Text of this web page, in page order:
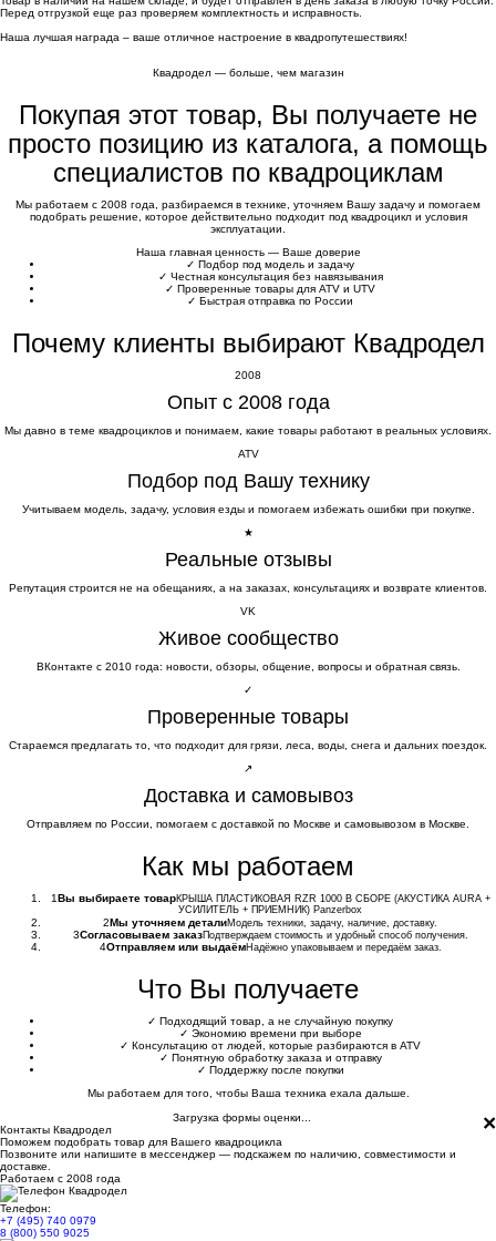
Перед отгрузкой еще раз проверяем комплектность и исправность.
Наша лучшая награда – ваше отличное настроение в квадропутешествиях!
Квадродел — больше, чем магазин
Покупая этот товар, Вы получаете не
просто позицию из каталога, а помощь
специалистов по квадроциклам
Мы работаем с 2008 года, разбираемся в технике, уточняем Вашу задачу и помогаем
подобрать решение, которое действительно подходит под квадроцикл и условия
эксплуатации.
Наша главная ценность — Ваше доверие
✓ Подбор под модель и задачу
✓ Честная консультация без навязывания
✓ Проверенные товары для ATV и UTV
✓ Быстрая отправка по России
Почему клиенты выбирают Квадродел
2008
Опыт с 2008 года
Мы давно в теме квадроциклов и понимаем, какие товары работают в реальных условиях.
ATV
Подбор под Вашу технику
Учитываем модель, задачу, условия езды и помогаем избежать ошибки при покупке.
★
Реальные отзывы
Репутация строится не на обещаниях, а на заказах, консультациях и возврате клиентов.
VK
Живое сообщество
ВКонтакте с 2010 года: новости, обзоры, общение, вопросы и обратная связь.
✓
Проверенные товары
Стараемся предлагать то, что подходит для грязи, леса, воды, снега и дальних поездок.
↗
Доставка и самовывоз
Отправляем по России, помогаем с доставкой по Москве и самовывозом в Москве.
Как мы работаем
1 Вы выбираете товарКРЫША ПЛАСТИКОВАЯ RZR 1000 В СБОРЕ (АКУСТИКА AURA +
УСИЛИТЕЛЬ + ПРИЕМНИК) Panzerbox
2 Мы уточняем деталиМодель техники, задачу, наличие, доставку.
3Согласовываем заказПодтверждаем стоимость и удобный способ получения.
4Отправляем или выдаёмНадёжно упаковываем и передаём заказ.
Что Вы получаете
✓ Подходящий товар, а не случайную покупку
✓ Экономию времени при выборе
✓ Консультацию от людей, которые разбираются в ATV
✓ Понятную обработку заказа и отправку
✓ Поддержку после покупки
Мы работаем для того, чтобы Ваша техника ехала дальше.
×
Загрузка формы оценки...
Контакты Квадродел
Поможем подобрать товар для Вашего квадроцикла
Позвоните или напишите в мессенджер — подскажем по наличию, совместимости и
доставке.
Работаем с 2008 года
Телефон:
+7 (495) 740 0979
8 (800) 550 9025